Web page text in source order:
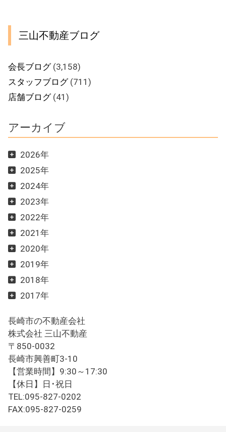
三山不動産ブログ
会長ブログ(3,158)
スタッフブログ(711)
店舗ブログ(41)
アーカイブ
2026年
2025年
2024年
2023年
2022年
2021年
2020年
2019年
2018年
2017年
長崎市の不動産会社
株式会社 三山不動産
〒850-0032
長崎市興善町3-10
【営業時間】9:30～17:30
【休日】日･祝日
TEL:095-827-0202
FAX:095-827-0259